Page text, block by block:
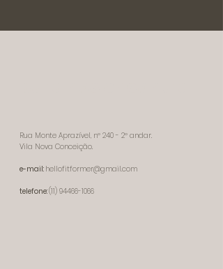
Rua Monte Aprazível, nº 240 - 2º andar.
Vila Nova Conceição.
e-mail: hellofitformer@gmail.com
telefone:(11) 94466-1066